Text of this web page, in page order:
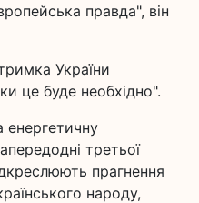
правда", він
України
це буде необхідно".
енергетичну
третьої
прагнення
народу,